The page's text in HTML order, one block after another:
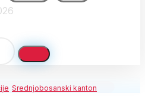
Srednjobosanski kanton